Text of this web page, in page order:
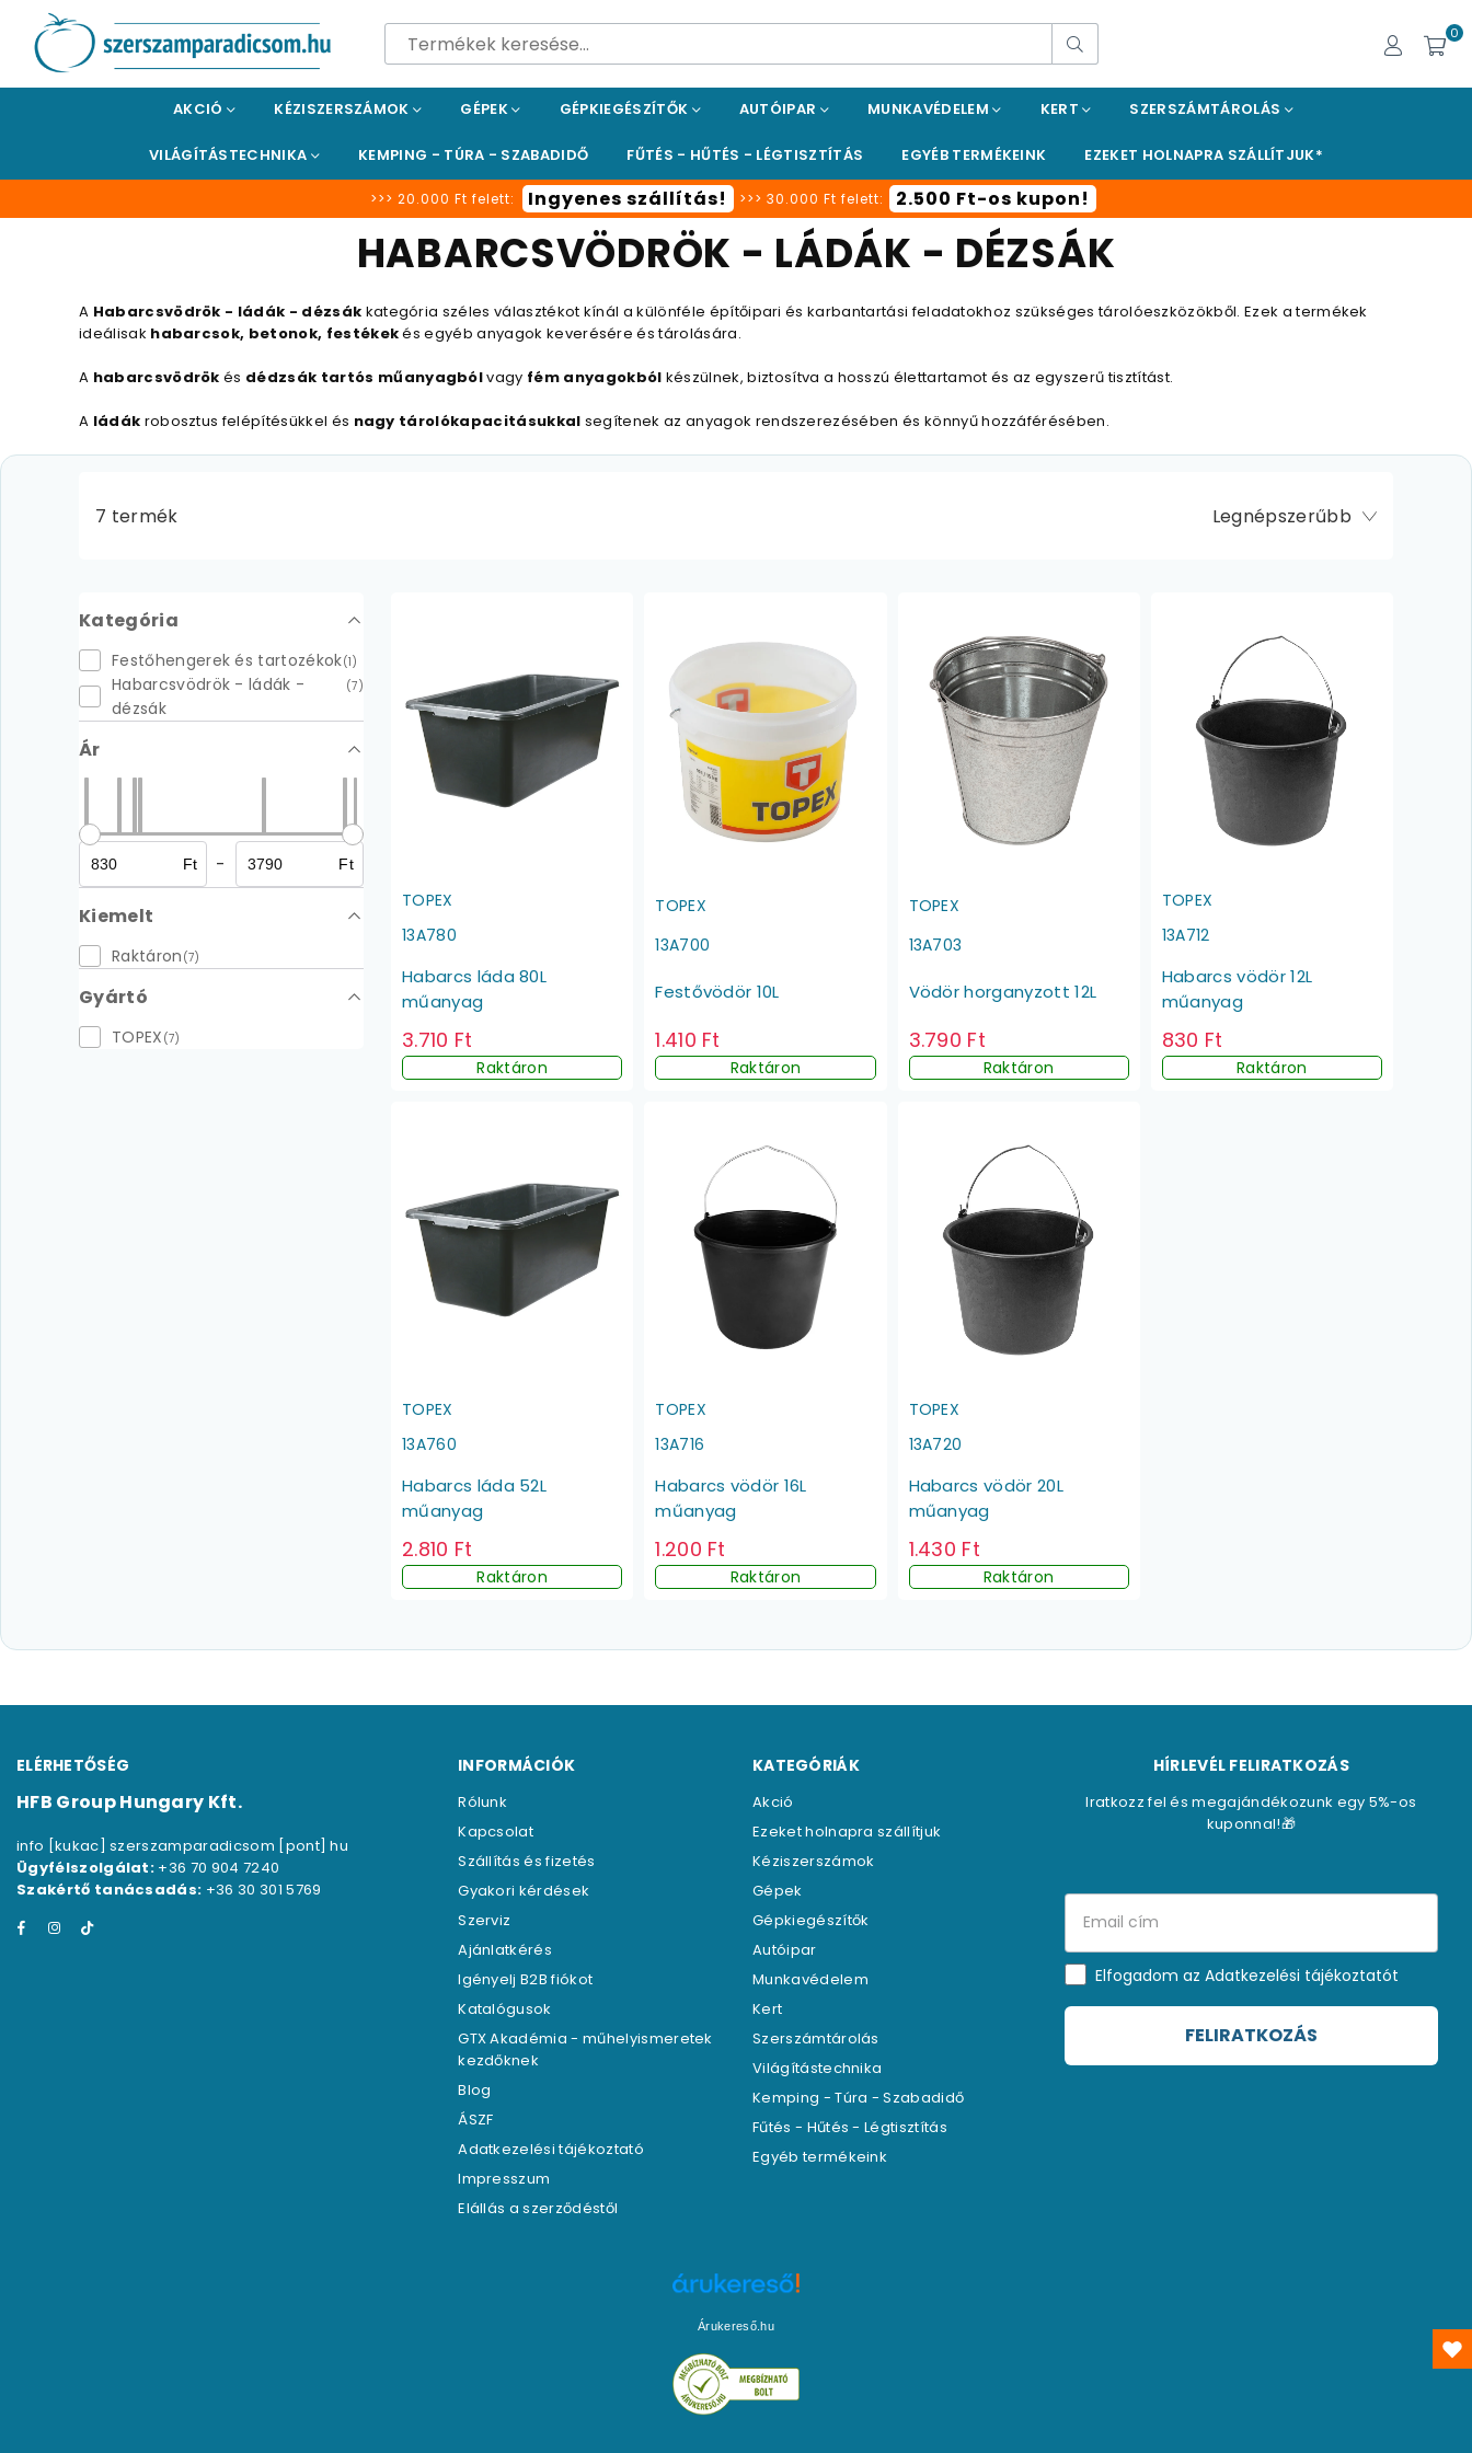
SZERSZÁMPARADICSOM
0
AKCIÓ KÉZISZERSZÁMOK GÉPEK GÉPKIEGÉSZÍTŐK AUTÓIPAR MUNKAVÉDELEM KERT SZERSZÁMTÁROLÁS
VILÁGÍTÁSTECHNIKA KEMPING - TÚRA - SZABADIDŐ FŰTÉS - HŰTÉS - LÉGTISZTÍTÁS EGYÉB TERMÉKEINK EZEKET HOLNAPRA SZÁLLÍTJUK*
>>> 20.000 Ft felett: Ingyenes szállítás! >>> 30.000 Ft felett: 2.500 Ft-os kupon!
HABARCSVÖDRÖK - LÁDÁK - DÉZSÁK
A Habarcsvödrök - ládák - dézsák kategória széles választékot kínál a különféle építőipari és karbantartási feladatokhoz szükséges tárolóeszközökből. Ezek a termékek
ideálisak habarcsok, betonok, festékekés egyéb anyagok keverésére és tárolására.
A habarcsvödrök és dédzsák tartós műanyagbólvagy fém anyagokból készülnek, biztosítva a hosszú élettartamot és az egyszerű tisztítást.
A ládák robosztus felépítésükkel és nagy tárolókapacitásukkal segítenek az anyagok rendszerezésében és könnyű hozzáférésében.
7 termék Legnépszerűbb
Kategória
Festőhengerek és tartozékok(1)
Habarcsvödrök - ládák -
dézsák
(7)
Ár
Ft - Ft
Kiemelt
Raktáron (7)
Gyártó
TOPEX (7)
TOPEX
13A780
Habarcs láda 80L
műanyag
3.710 Ft
Raktáron
TOPEX
13A700
Festővödör 10L
1.410 Ft
Raktáron
TOPEX
13A703
Vödör horganyzott 12L
3.790 Ft
Raktáron
TOPEX
13A712
Habarcs vödör 12L
műanyag
830 Ft
Raktáron
TOPEX
13A760
Habarcs láda 52L
műanyag
2.810 Ft
Raktáron
TOPEX
13A716
Habarcs vödör 16L
műanyag
1.200 Ft
Raktáron
TOPEX
13A720
Habarcs vödör 20L
műanyag
1.430 Ft
Raktáron
ELÉRHETŐSÉG
HFB Group Hungary Kft.
info [kukac] szerszamparadicsom [pont] hu
Ügyfélszolgálat: +36 70 904 7240
Szakértő tanácsadás: +36 30 301 5769
FacebookInstagram
INFORMÁCIÓK
Rólunk
Kapcsolat
Szállítás és fizetés
Gyakori kérdések
Szerviz
Ajánlatkérés
Igényelj B2B fiókot
Katalógusok
GTX Akadémia - műhelyismeretek
kezdőknek
Blog
ÁSZF
Adatkezelési tájékoztató
Impresszum
Elállás a szerződéstől
KATEGÓRIÁK
Akció
Ezeket holnapra szállítjuk
Kéziszerszámok
Gépek
Gépkiegészítők
Autóipar
Munkavédelem
Kert
Szerszámtárolás
Világítástechnika
Kemping - Túra - Szabadidő
Fűtés - Hűtés - Légtisztítás
Egyéb termékeink
HÍRLEVÉL FELIRATKOZÁS
Iratkozz fel és megajándékozunk egy 5%-os
kuponnal!🎁
Elfogadom az Adatkezelési tájékoztatót
FELIRATKOZÁS
Árukereső.hu